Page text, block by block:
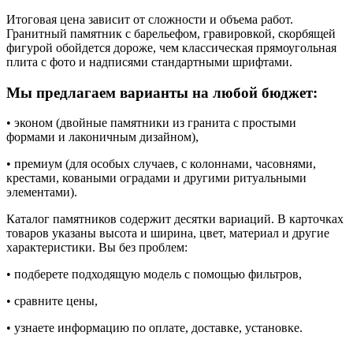
Итоговая цена зависит от сложности и объема работ.
Гранитный памятник с барельефом, гравировкой, скорбящей
фигурой обойдется дороже, чем классическая прямоугольная
плита с фото и надписями стандартными шрифтами.
Мы предлагаем варианты на любой бюджет:
• эконом (двойные памятники из гранита с простыми
формами и лаконичным дизайном),
• премиум (для особых случаев, с колоннами, часовнями,
крестами, коваными оградами и другими ритуальными
элементами).
Каталог памятников содержит десятки вариаций. В карточках
товаров указаны высота и ширина, цвет, материал и другие
характеристики. Вы без проблем:
• подберете подходящую модель с помощью фильтров,
• сравните цены,
• узнаете информацию по оплате, доставке, установке.